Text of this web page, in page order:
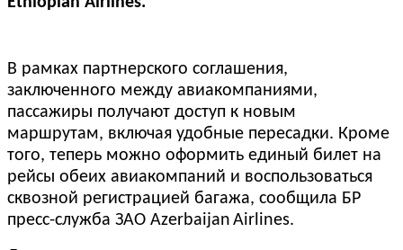
В рамках партнерского соглашения,
заключенного между авиакомпаниями,
пассажиры получают доступ к новым
маршрутам, включая удобные пересадки. Кроме
того, теперь можно оформить единый билет на
рейсы обеих авиакомпаний и воспользоваться
сквозной регистрацией багажа, сообщила БР
пресс-служба ЗАО Azerbaijan Airlines.